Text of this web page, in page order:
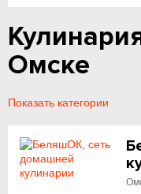
Омске
Показать категории